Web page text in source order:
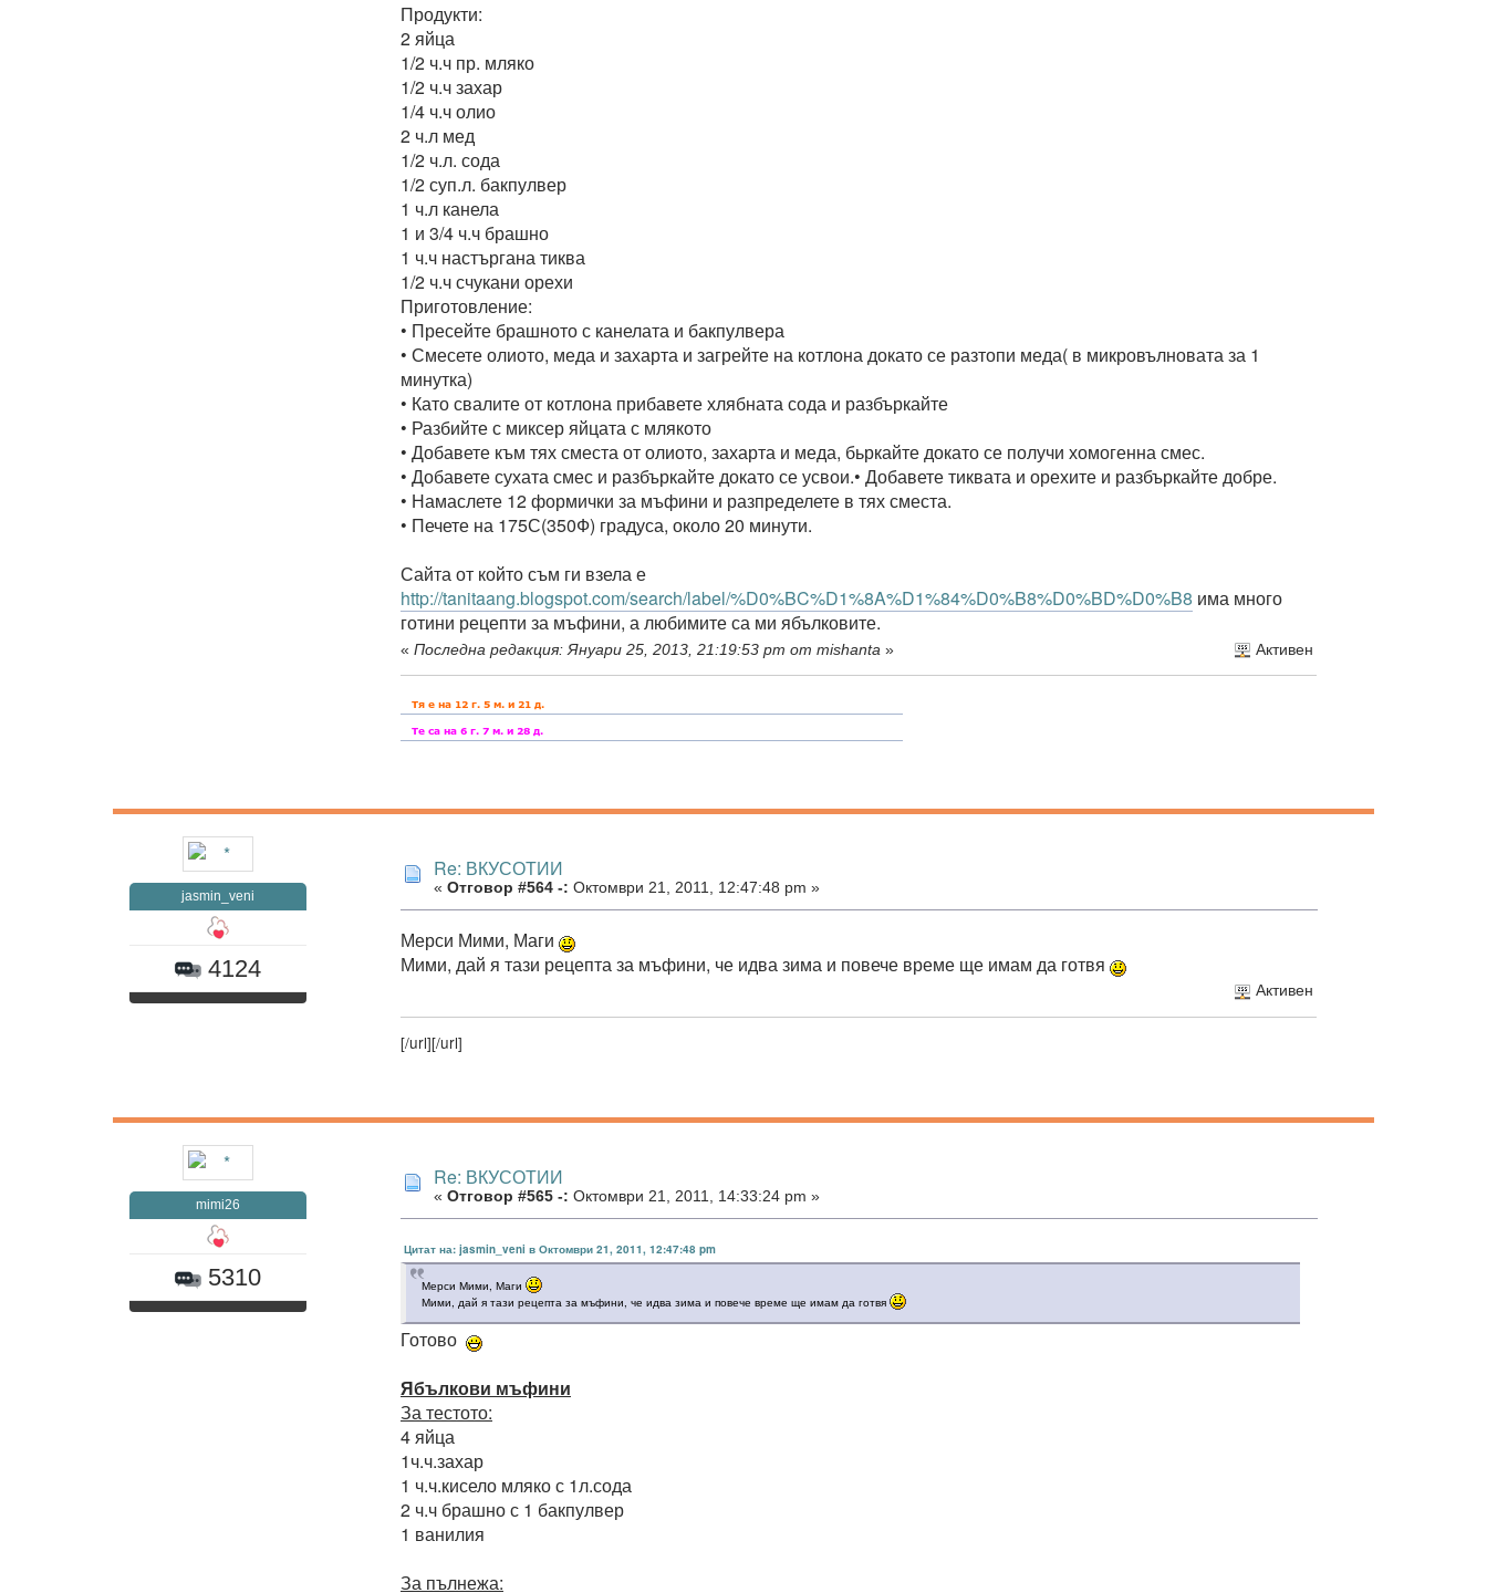
Продукти:
2 яйца
1/2 ч.ч пр. мляко
1/2 ч.ч захар
1/4 ч.ч олио
2 ч.л мед
1/2 ч.л. сода
1/2 суп.л. бакпулвер
1 ч.л канела
1 и 3/4 ч.ч брашно
1 ч.ч настъргана тиква
1/2 ч.ч счукани орехи
Приготовление:
• Пресейте брашното с канелата и бакпулвера
• Смесете олиото, меда и захарта и загрейте на котлона докато се разтопи меда( в микровълновата за 1
минутка)
• Като свалите от котлона прибавете хлябната сода и разбъркайте
• Разбийте с миксер яйцата с млякото
• Добавете към тях сместа от олиото, захарта и меда, бьркайте докато се получи хомогенна смес.
• Добавете сухата смес и разбъркайте докато се усвои.• Добавете тиквата и орехите и разбъркайте добре.
• Намаслете 12 формички за мъфини и разпределете в тях сместа.
• Печете на 175С(350Ф) градуса, около 20 минути.
Сайта от който съм ги взела е
http://tanitaang.blogspot.com/search/label/%D0%BC%D1%8A%D1%84%D0%B8%D0%BD%D0%B8 има много
готини рецепти за мъфини, а любимите са ми ябълковите.
« Последна редакция: Януари 25, 2013, 21:19:53 pm от mishanta » Активен
jasmin_veni
4124
Re: ВКУСОТИИ
« Отговор #564 -: Октомври 21, 2011, 12:47:48 pm »
Мерси Мими, Маги
Мими, дай я тази рецепта за мъфини, че идва зима и повече време ще имам да готвя
Активен
[/url][/url]
mimi26
5310
Re: ВКУСОТИИ
« Отговор #565 -: Октомври 21, 2011, 14:33:24 pm »
Цитат на: jasmin_veni в Октомври 21, 2011, 12:47:48 pm
Мерси Мими, Маги
Мими, дай я тази рецепта за мъфини, че идва зима и повече време ще имам да готвя
Готово
Ябълкови мъфини
За тестото:
4 яйца
1ч.ч.захар
1 ч.ч.кисело мляко с 1л.сода
2 ч.ч брашно с 1 бакпулвер
1 ванилия
За пълнежа: